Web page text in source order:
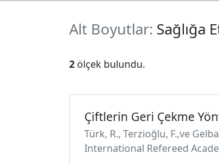
Alt Boyutlar: Sağlığa
2 ölçek bulundu.
Çiftlerin Geri Çekme
Türk, R., Terzioğlu, F.,ve
International Refereed